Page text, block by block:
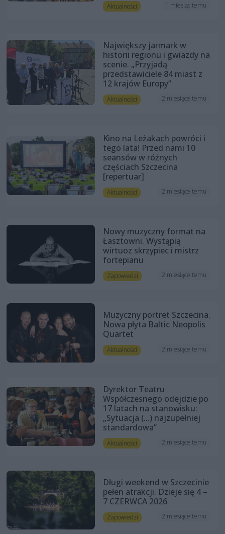
Aktualności 1 miesiąc temu
Największy jarmark w
historii regionu i gwiazdy na
scenie. „Przyjadą
przedstawiciele 84 miast z
12 krajów Europy”
Aktualności 2 miesiące temu
Kino na Leżakach powróci i
tego lata! Przed nami 10
seansów w różnych
częściach Szczecina
[repertuar]
Aktualności 2 miesiące temu
Nowy muzyczny format na
Łasztowni. Wystąpią
wirtuoz skrzypiec i mistrz
fortepianu
Zapowiedzi 2 miesiące temu
Muzyczny portret Szczecina.
Nowa płyta Baltic Neopolis
Quartet
Aktualności 2 miesiące temu
Dyrektor Teatru
Współczesnego odejdzie po
17 latach na stanowisku:
„Sytuacja (...) najzupełniej
standardowa”
Aktualności 2 miesiące temu
Długi weekend w Szczecinie
pełen atrakcji. Dzieje się 4 –
7 CZERWCA 2026
Zapowiedzi 2 miesiące temu